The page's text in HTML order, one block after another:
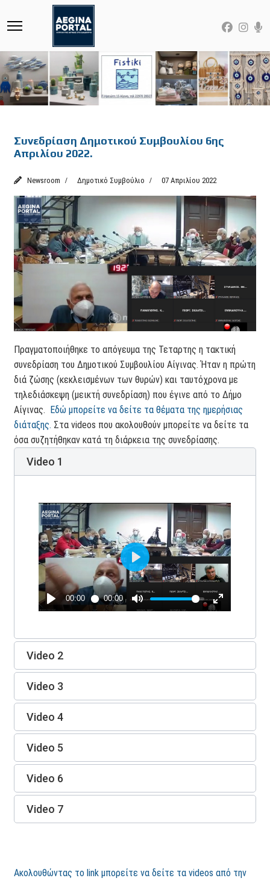
Συνεδρίαση Δημοτικού Συμβουλίου 6ης
Απριλίου 2022.
Newsroom Δημοτικό Συμβούλιο 07 Απριλίου 2022
Πραγματοποιήθηκε το απόγευμα της Τεταρτης η τακτική
συνεδρίαση του Δημοτικού Συμβουλίου Αίγινας. Ήταν η πρώτη
διά ζώσης (κεκλεισμένων των θυρών) και ταυτόχρονα με
τηλεδιάσκεψη (μεικτή συνεδρίαση) που έγινε από το Δήμο
Αίγινας.
Εδώ μπορείτε να δείτε τα θέματα της ημερήσιας
διάταξης. Στα videos που ακολουθούν μπορείτε να δείτε τα
όσα συζητήθηκαν κατά τη διάρκεια της συνεδρίασης.
Video 1
Video 2
Video 3
Video 4
Video 5
Video 6
Video 7
Ακολουθώντας το link μπορείτε να δείτε τα videos από την